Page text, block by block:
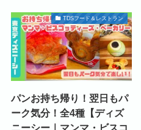
TDSフード＆レストラン
パンお持ち帰り！翌日もパ
ーク気分！全4種【ディズ
ニーシー｜マンマ・ビスコ